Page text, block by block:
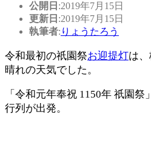
公開日 :2019年7月15日
更新日 :2019年7月15日
執筆者: りょうたろう
令和最初の祇園祭お迎提灯は
晴れの天気でした。
「令和元年奉祝 1150年 祇園
行列が出発。